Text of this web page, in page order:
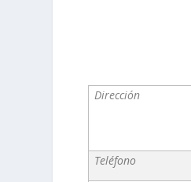
Dirección
Teléfono